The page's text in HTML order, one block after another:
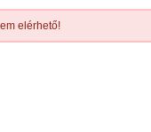
elérhető!